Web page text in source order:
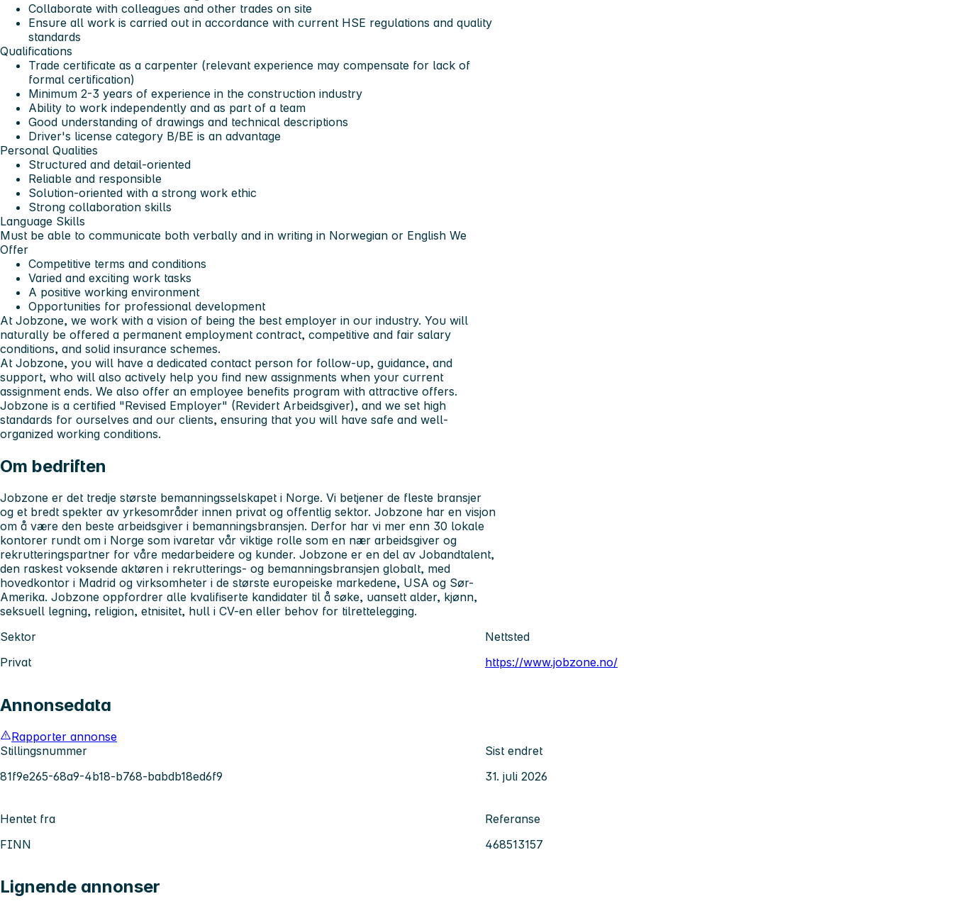
Collaborate with colleagues and other trades on site
Ensure all work is carried out in accordance with current HSE regulations and quality
standards
Qualifications
Trade certificate as a carpenter (relevant experience may compensate for lack of
formal certification)
Minimum 2-3 years of experience in the construction industry
Ability to work independently and as part of a team
Good understanding of drawings and technical descriptions
Driver's license category B/BE is an advantage
Personal Qualities
Structured and detail-oriented
Reliable and responsible
Solution-oriented with a strong work ethic
Strong collaboration skills
Language Skills
Must be able to communicate both verbally and in writing in Norwegian or English We
Offer
Competitive terms and conditions
Varied and exciting work tasks
A positive working environment
Opportunities for professional development
At Jobzone, we work with a vision of being the best employer in our industry. You will
naturally be offered a permanent employment contract, competitive and fair salary
conditions, and solid insurance schemes.
At Jobzone, you will have a dedicated contact person for follow-up, guidance, and
support, who will also actively help you find new assignments when your current
assignment ends. We also offer an employee benefits program with attractive offers.
Jobzone is a certified "Revised Employer" (Revidert Arbeidsgiver), and we set high
standards for ourselves and our clients, ensuring that you will have safe and well-
organized working conditions.
Om bedriften
Jobzone er det tredje største bemanningsselskapet i Norge. Vi betjener de fleste bransjer
og et bredt spekter av yrkesområder innen privat og offentlig sektor. Jobzone har en visjon
om å være den beste arbeidsgiver i bemanningsbransjen. Derfor har vi mer enn 30 lokale
kontorer rundt om i Norge som ivaretar vår viktige rolle som en nær arbeidsgiver og
rekrutteringspartner for våre medarbeidere og kunder. Jobzone er en del av Jobandtalent,
den raskest voksende aktøren i rekrutterings- og bemanningsbransjen globalt, med
hovedkontor i Madrid og virksomheter i de største europeiske markedene, USA og Sør-
Amerika. Jobzone oppfordrer alle kvalifiserte kandidater til å søke, uansett alder, kjønn,
seksuell legning, religion, etnisitet, hull i CV-en eller behov for tilrettelegging.
Sektor
Privat
Nettsted
https://www.jobzone.no/
Annonsedata
Rapporter annonse
Stillingsnummer
81f9e265-68a9-4b18-b768-babdb18ed6f9
Sist endret
31. juli 2026
Hentet fra
FINN
Referanse
468513157
Lignende annonser